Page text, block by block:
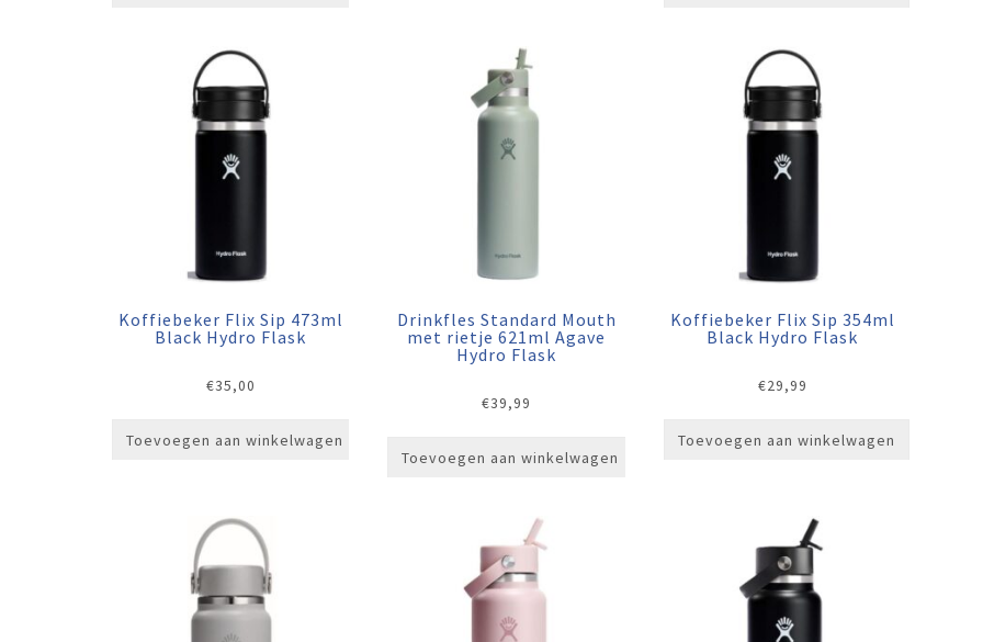
Koffiebeker Flix Sip 473ml
Black Hydro Flask
€35,00
Toevoegen aan winkelwagen
Drinkfles Standard Mouth
met rietje 621ml Agave
Hydro Flask
€39,99
Toevoegen aan winkelwagen
Koffiebeker Flix Sip 354ml
Black Hydro Flask
€29,99
Toevoegen aan winkelwagen